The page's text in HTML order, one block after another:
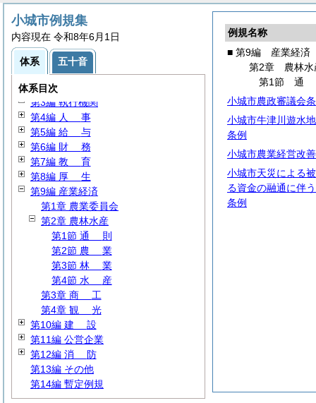
例規名称
■ 第9編 産業経済
第2章 農林水
第1節 通
小城市農政審議会
小城市牛津川遊水
条例
小城市農業経営改
小城市天災による
る資金の融通に伴
条例
小城市例規集
内容現在 令和8年6月1日
体系 五十音
体系目次
第1編総規
第2編
第3編 執行機関
第4編 人 事
第5編 給 与
第6編 財 務
第7編 教 育
第8編 厚 生
第9編 産業経済
第1章 農業委員会
第2章 農林水産
第1節 通 則
第2節 農 業
第3節 林 業
第4節 水 産
第3章 商 工
第4章 観 光
第10編 建 設
第11編 公営企業
第12編 消 防
第13編 その他
第14編 暫定例規